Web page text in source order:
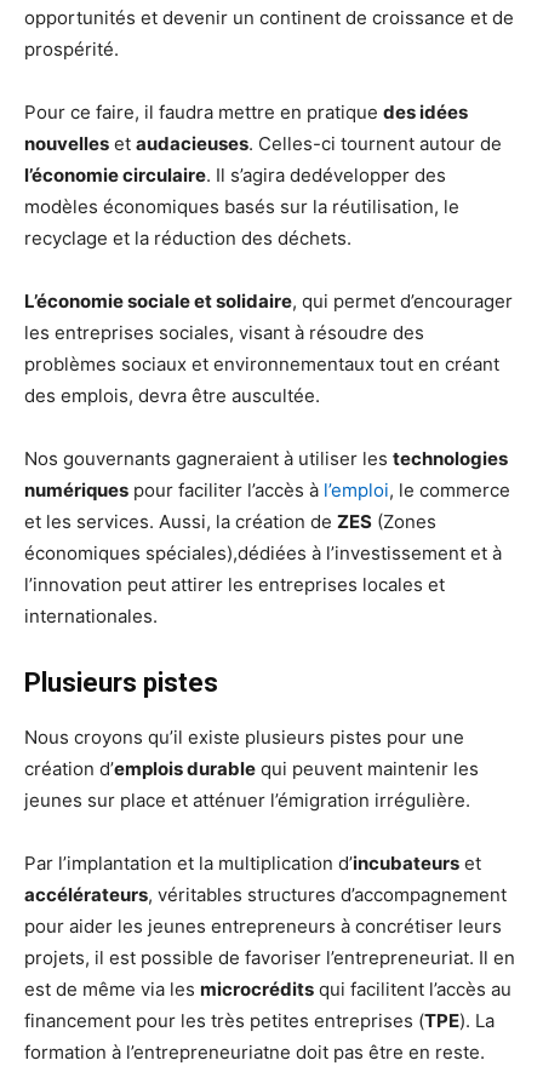
opportunités et devenir un continent de croissance et de
prospérité.
Pour ce faire, il faudra mettre en pratique des idées
nouvelles et audacieuses. Celles-ci tournent autour de
l’économie circulaire. Il s’agira dedévelopper des
modèles économiques basés sur la réutilisation, le
recyclage et la réduction des déchets.
L’économie sociale et solidaire, qui permet d’encourager
les entreprises sociales, visant à résoudre des
problèmes sociaux et environnementaux tout en créant
des emplois, devra être auscultée.
Nos gouvernants gagneraient à utiliser les technologies
numériques pour faciliter l’accès à l’emploi, le commerce
et les services. Aussi, la création de ZES (Zones
économiques spéciales),dédiées à l’investissement et à
l’innovation peut attirer les entreprises locales et
internationales.
Plusieurs pistes
Nous croyons qu’il existe plusieurs pistes pour une
création d’emplois durable qui peuvent maintenir les
jeunes sur place et atténuer l’émigration irrégulière.
Par l’implantation et la multiplication d’incubateurs et
accélérateurs, véritables structures d’accompagnement
pour aider les jeunes entrepreneurs à concrétiser leurs
projets, il est possible de favoriser l’entrepreneuriat. Il en
est de même via les microcrédits qui facilitent l’accès au
financement pour les très petites entreprises (TPE). La
formation à l’entrepreneuriatne doit pas être en reste.